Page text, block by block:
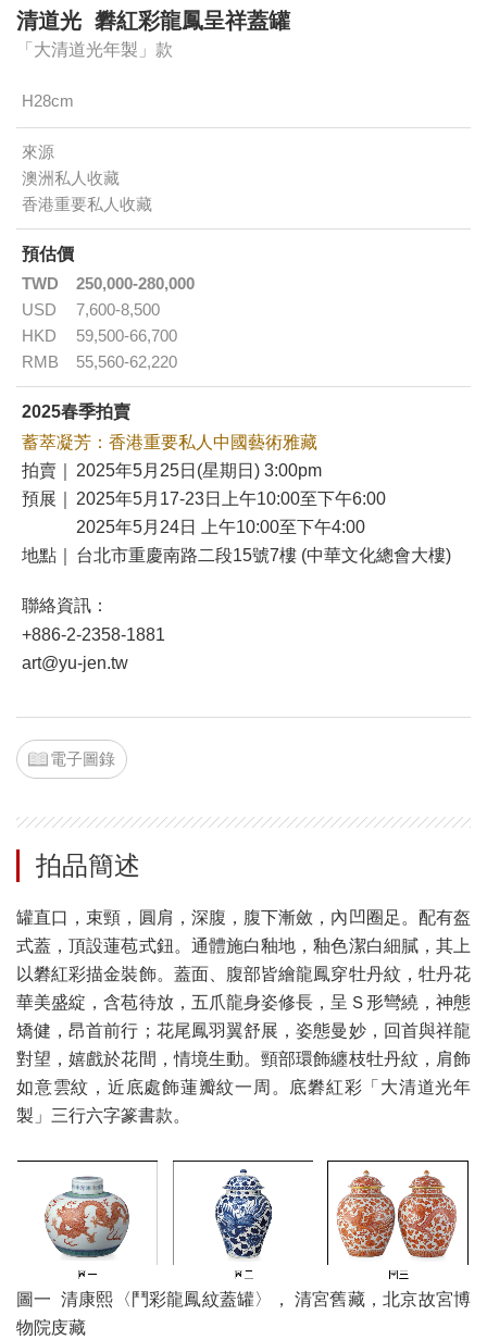
清道光 礬紅彩龍鳳呈祥蓋罐
「大清道光年製」款
H28cm
來源
澳洲私人收藏
香港重要私人收藏
預估價
TWD
250,000-280,000
USD
7,600-8,500
HKD
59,500-66,700
RMB
55,560-62,220
2025春季拍賣
蓄萃凝芳：香港重要私人中國藝術雅藏
拍賣｜
2025年5月25日(星期日) 3:00pm
預展｜
2025年5月17-23日上午10:00至下午6:00
2025年5月24日 上午10:00至下午4:00
地點｜
台北市重慶南路二段15號7樓 (中華文化總會大樓)
聯絡資訊：
+886-2-2358-1881
art@yu-jen.tw
電子圖錄
拍品簡述
罐直口，束頸，圓肩，深腹，腹下漸斂，內凹圈足。配有盔
式蓋，頂設蓮苞式鈕。通體施白釉地，釉色潔白細膩，其上
以礬紅彩描金裝飾。蓋面、腹部皆繪龍鳳穿牡丹紋，牡丹花
華美盛綻，含苞待放，五爪龍身姿修長，呈Ｓ形彎繞，神態
矯健，昂首前行；花尾鳳羽翼舒展，姿態曼妙，回首與祥龍
對望，嬉戲於花間，情境生動。頸部環飾纏枝牡丹紋，肩飾
如意雲紋，近底處飾蓮瓣紋一周。底礬紅彩「大清道光年
製」三行六字篆書款。
圖一 清康熙〈鬥彩龍鳳紋蓋罐〉， 清宮舊藏，北京故宮博
物院庋藏